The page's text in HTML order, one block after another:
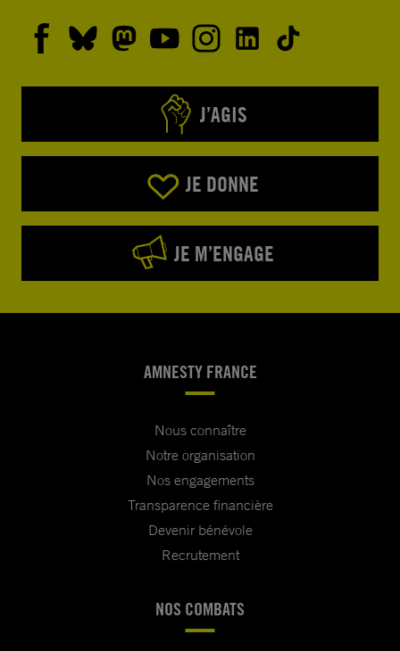
J’AGIS
JE DONNE
JE M’ENGAGE
AMNESTY FRANCE
Nous connaître
Notre organisation
Nos engagements
Transparence financière
Devenir bénévole
Recrutement
NOS COMBATS